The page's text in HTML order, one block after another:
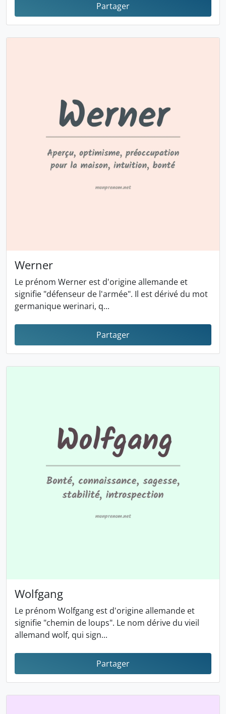
Partager
Werner
Le prénom Werner est d'origine allemande et
signifie "défenseur de l'armée". Il est dérivé du mot
germanique werinari, q...
Partager
Wolfgang
Le prénom Wolfgang est d'origine allemande et
signifie "chemin de loups". Le nom dérive du vieil
allemand wolf, qui sign...
Partager